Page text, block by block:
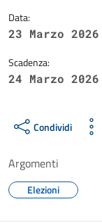
Data:
23 Marzo 2026
Scadenza:
24 Marzo 2026
Condividi
Argomenti
Elezioni